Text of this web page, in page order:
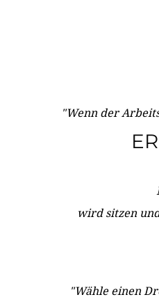
"Wenn der
wird sitzen
"Wähle einen